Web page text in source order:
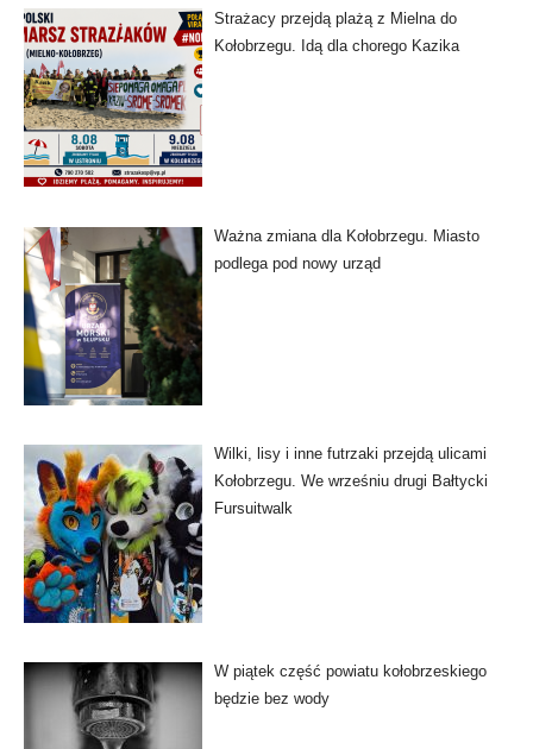
Strażacy przejdą plażą z Mielna do
Kołobrzegu. Idą dla chorego Kazika
Ważna zmiana dla Kołobrzegu. Miasto
podlega pod nowy urząd
Wilki, lisy i inne futrzaki przejdą ulicami
Kołobrzegu. We wrześniu drugi Bałtycki
Fursuitwalk
W piątek część powiatu kołobrzeskiego
będzie bez wody